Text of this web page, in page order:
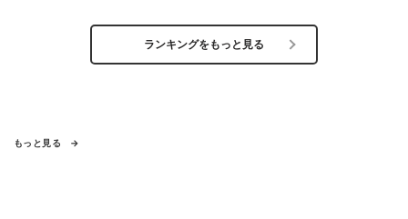
ランキングをもっと見る
もっと見る